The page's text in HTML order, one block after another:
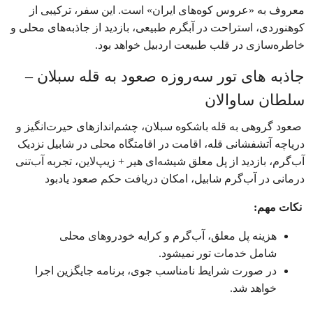
معروف به «عروس کوه‌های ایران» است. این سفر، ترکیبی از
کوهنوردی، استراحت در آبگرم طبیعی، بازدید از جاذبه‌های محلی و
خاطره‌سازی در قلب طبیعت اردبیل خواهد بود.
جاذبه های تور سه‌روزه صعود به قله سبلان –
سلطان ساوالان
صعود گروهی به قله باشکوه سبلان، چشم‌اندازهای حیرت‌انگیز و
دریاچه آتشفشانی قله، اقامت در اقامتگاه محلی در شابیل نزدیک
آب‌گرم، بازدید از پل معلق شیشه‌ای هیر + زیپ‌لاین، تجربه آب‌تنی
درمانی در آب‌گرم شابیل، امکان دریافت حکم صعود یادبود
نکات مهم:
هزینه پل معلق، آب‌گرم و کرایه خودروهای محلی
شامل خدمات تور نمیشود.
در صورت شرایط نامناسب جوی، برنامه جایگزین اجرا
خواهد شد.